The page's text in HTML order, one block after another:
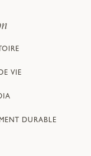
VIE
DURABLE